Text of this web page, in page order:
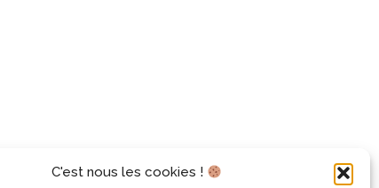
C'est nous les cookies !